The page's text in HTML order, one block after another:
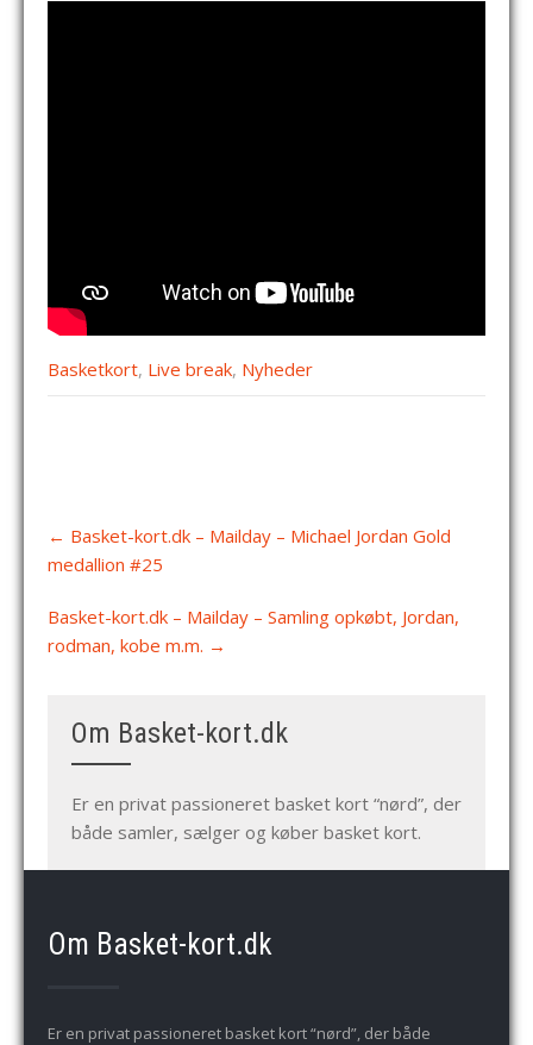
Basketkort, Live break, Nyheder
navigation
← Basket-kort.dk – Mailday – Michael Jordan Gold
medallion #25
Basket-kort.dk – Mailday – Samling opkøbt, Jordan,
rodman, kobe m.m. →
Om Basket-kort.dk
Er en privat passioneret basket kort “nørd”, der
både samler, sælger og køber basket kort.
Om Basket-kort.dk
Er en privat passioneret basket kort “nørd”, der både